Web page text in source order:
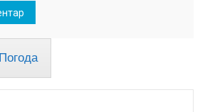
Погода